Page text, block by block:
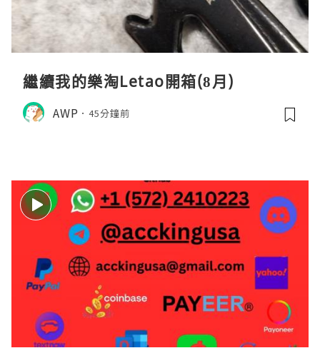
繼續我的樂淘Letao開箱(8月)
AWP 45分鐘前